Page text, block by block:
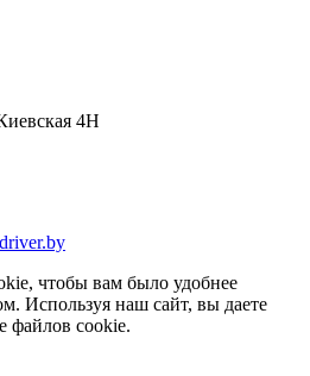
4Н
чтобы вам было удобнее
Используя наш сайт, вы даете
файлов cookie.